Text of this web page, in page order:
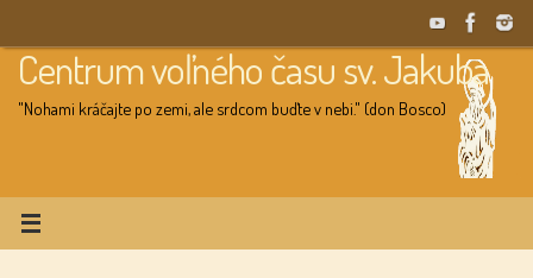
to
content
Centrum voľného času sv. Jakuba
"Nohami kráčajte po zemi, ale srdcom buďte v nebi." (don Bosco)